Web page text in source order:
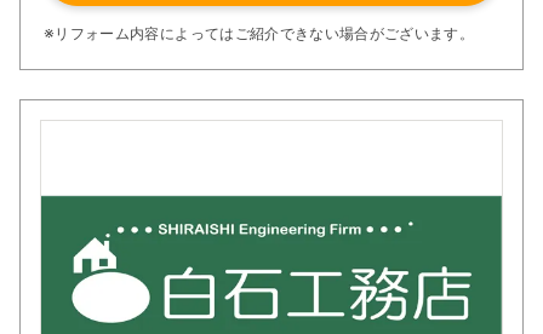
ものであると信じ、今後も努力を惜しまず続けて参りま
す。
※リフォーム内容によってはご紹介できない場合がございます。